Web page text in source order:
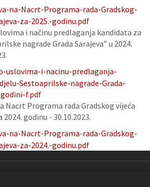
na-Nacrt-Programa-rada-Gradskog-
za-2025.-godinu.pdf
i načinu predlaganja kandidata za
nagrade Grada Sarajeva” u 2024.
uslovima-i-nacinu-predlaganja-
Sestoaprilske-nagrade-Grada-
f.pdf
Nacrt Programa rada Gradskog vijeća
2024. godinu - 30.10.2023.
na-Nacrt-Programa-rada-Gradskog-
za-2024.-godinu.pdf